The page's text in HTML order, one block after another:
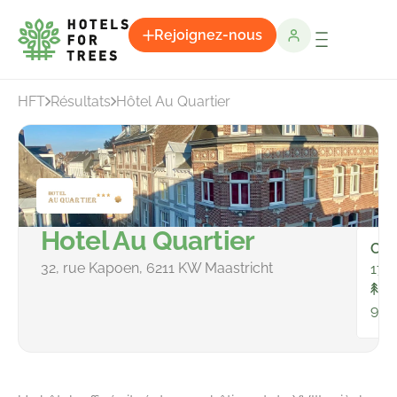
Rejoignez-nous
HFT Résultats Hôtel Au Quartier
Hotel Au Quartier
32, rue Kapoen, 6211 KW Maastricht
17
94